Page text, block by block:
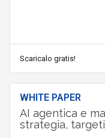
Scaricalo gratis!
WHITE PAPER
AI agentica e
strategia,